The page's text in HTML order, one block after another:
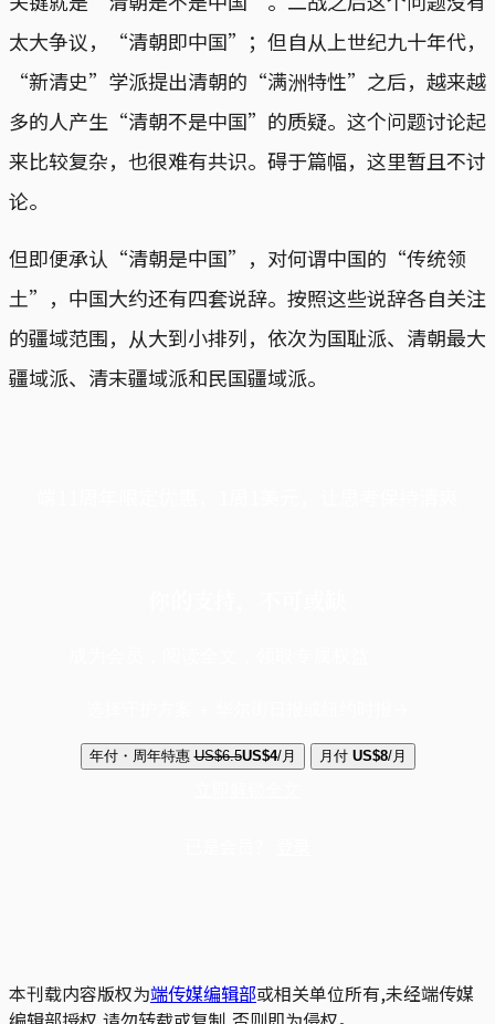
太大争议，“清朝即中国”；但自从上世纪九十年代，
“新清史”学派提出清朝的“满洲特性”之后，越来越
多的人产生“清朝不是中国”的质疑。这个问题讨论起
来比较复杂，也很难有共识。碍于篇幅，这里暂且不讨
论。
但即便承认“清朝是中国”，对何谓中国的“传统领
土”，中国大约还有四套说辞。按照这些说辞各自关注
的疆域范围，从大到小排列，依次为国耻派、清朝最大
疆域派、清末疆域派和民国疆域派。
年付・周年特惠 US$6.5US$4/月 月付 US$8/月
本刊载内容版权为端传媒编辑部或相关单位所有,未经端传媒